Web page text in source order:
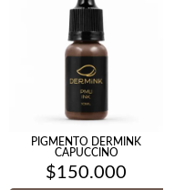
PIGMENTO DERMINK
CAPUCCINO
$150.000